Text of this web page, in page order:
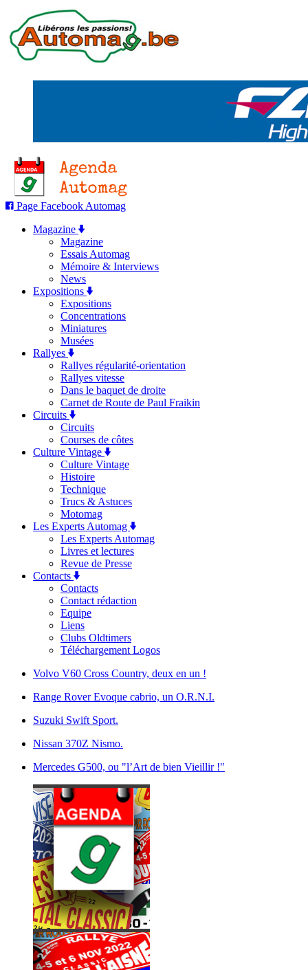
Page Facebook Automag
Magazine
Magazine
Essais Automag
Mémoire & Interviews
News
Expositions
Expositions
Concentrations
Miniatures
Musées
Rallyes
Rallyes régularité-orientation
Rallyes vitesse
Dans le baquet de droite
Carnet de Route de Paul Fraikin
Circuits
Circuits
Courses de côtes
Culture Vintage
Culture Vintage
Histoire
Technique
Trucs & Astuces
Motomag
Les Experts Automag
Les Experts Automag
Livres et lectures
Revue de Presse
Contacts
Contacts
Contact rédaction
Equipe
Liens
Clubs Oldtimers
Téléchargement Logos
Volvo V60 Cross Country, deux en un !
Range Rover Evoque cabrio, un O.R.N.I.
Suzuki Swift Sport.
Nissan 370Z Nismo.
Mercedes G500, ou "l’Art de bien Vieillir !"